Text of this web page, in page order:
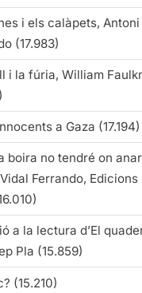
i els calàpets, Antoni
(17.983)
i la fúria, William
a Gaza (17.194)
boira no tendré on
Ferrando, Edicions
a la lectura d’El
Pla (15.859)
(15.210)